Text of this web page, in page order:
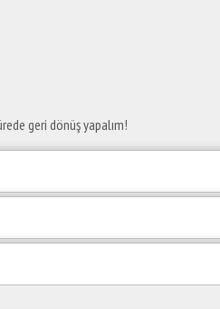
geri dönüş yapalım!